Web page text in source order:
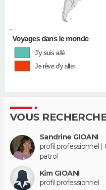
•
Voyages dans le monde
J'y suis allé
Je rêve d'y aller
VOUS
Sandrine GIOANI
profil professionnel |
patrol
Kim GIOANI
profil professionnel